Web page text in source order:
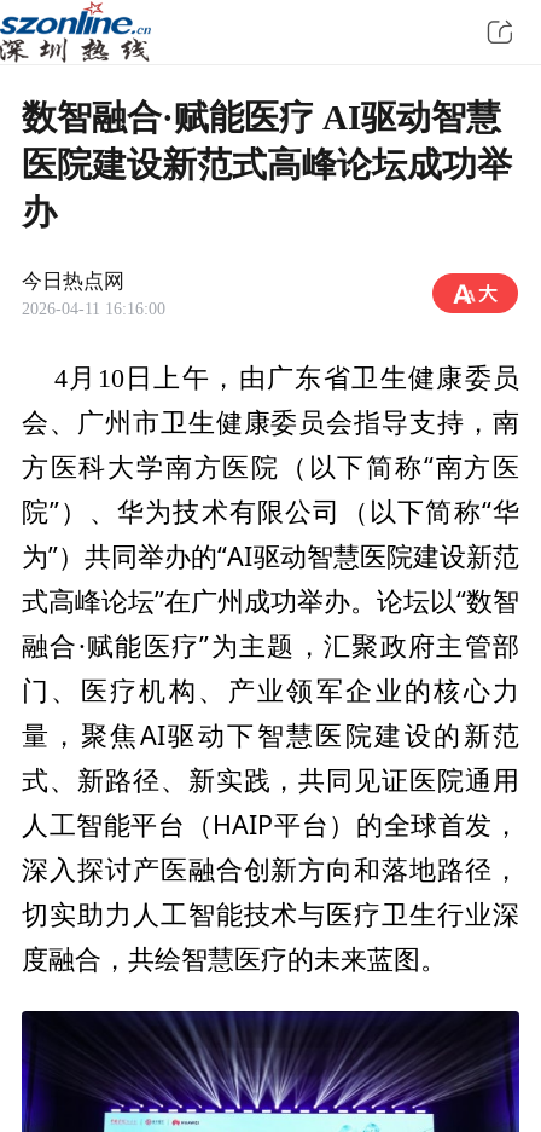
数智融合·赋能医疗 AI驱动智慧
医院建设新范式高峰论坛成功举
办
今日热点网
2026-04-11 16:16:00
4月10日上午，由广东省卫生健康委员
会、广州市卫生健康委员会指导支持，南
方医科大学南方医院（以下简称“南方医
院”）、华为技术有限公司（以下简称“华
为”）共同举办的“AI驱动智慧医院建设新范
式高峰论坛”在广州成功举办。论坛以“数智
融合·赋能医疗”为主题，汇聚政府主管部
门、医疗机构、产业领军企业的核心力
量，聚焦AI驱动下智慧医院建设的新范
式、新路径、新实践，共同见证医院通用
人工智能平台（HAIP平台）的全球首发，
深入探讨产医融合创新方向和落地路径，
切实助力人工智能技术与医疗卫生行业深
度融合，共绘智慧医疗的未来蓝图。